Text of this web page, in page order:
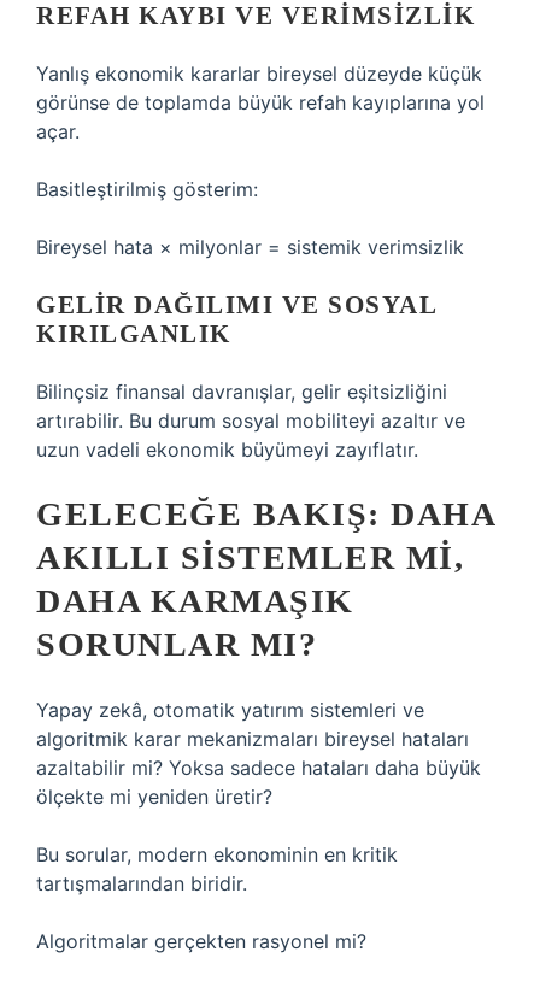
REFAH KAYBI VE VERIMSIZLIK
Yanlış ekonomik kararlar bireysel düzeyde küçük
görünse de toplamda büyük refah kayıplarına yol
açar.
Basitleştirilmiş gösterim:
Bireysel hata × milyonlar = sistemik verimsizlik
GELIR DAĞILIMI VE SOSYAL
KIRILGANLIK
Bilinçsiz finansal davranışlar, gelir eşitsizliğini
artırabilir. Bu durum sosyal mobiliteyi azaltır ve
uzun vadeli ekonomik büyümeyi zayıflatır.
GELECEĞE BAKIŞ: DAHA
AKILLI SISTEMLER MI,
DAHA KARMAŞIK
SORUNLAR MI?
Yapay zekâ, otomatik yatırım sistemleri ve
algoritmik karar mekanizmaları bireysel hataları
azaltabilir mi? Yoksa sadece hataları daha büyük
ölçekte mi yeniden üretir?
Bu sorular, modern ekonominin en kritik
tartışmalarından biridir.
Algoritmalar gerçekten rasyonel mi?